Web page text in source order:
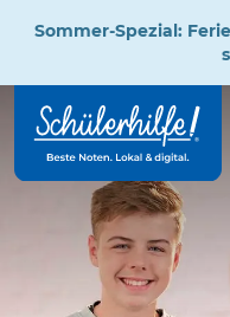
Hauptinhalt
Sommer-Spezial: